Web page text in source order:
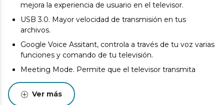
mejora la experiencia de usuario en el televisor.
USB 3.0. Mayor velocidad de transmisión en tus
archivos.
Google Voice Assitant, controla a través de tu voz varias
funciones y comando de tu televisión.
Meeting Mode. Permite que el televisor transmita
videoconferencias o reuniones de trabajo remoto.
VRR, ajusta la latencia automáticamente.
Ver más